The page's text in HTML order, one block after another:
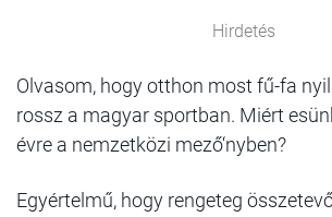
Hirdetés
Olvasom, hogy otthon most fű-fa
rossz a magyar sportban. Miért
évre a nemzetközi mező‘nyben?
Egyértelmű, hogy rengeteg